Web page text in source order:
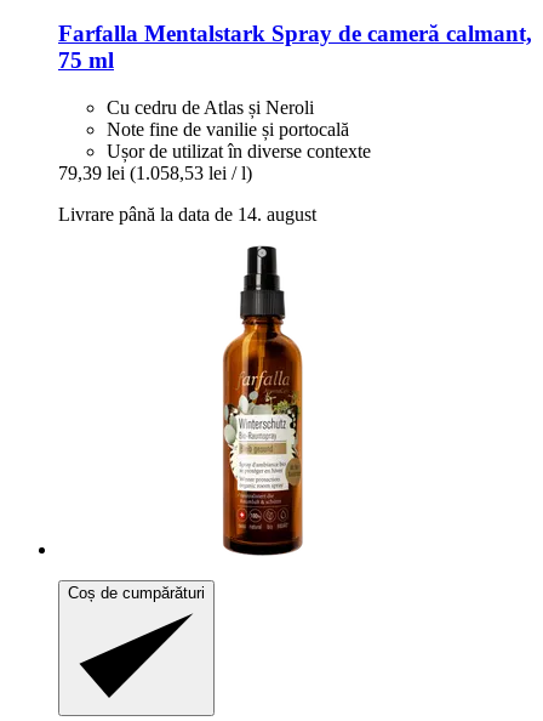
Farfalla Mentalstark Spray de cameră calmant,
75 ml
Cu cedru de Atlas și Neroli
Note fine de vanilie și portocală
Ușor de utilizat în diverse contexte
79,39 lei (1.058,53 lei / l)
Livrare până la data de 14. august
Coș de cumpărături